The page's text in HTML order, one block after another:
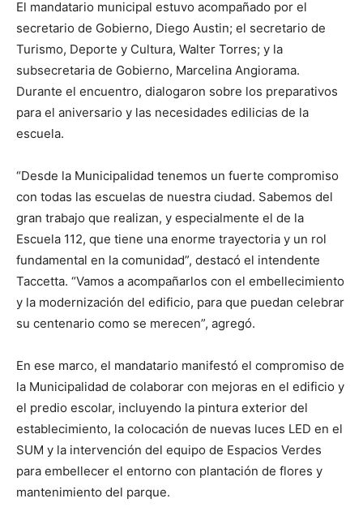
El mandatario municipal estuvo acompañado por el
secretario de Gobierno, Diego Austin; el secretario de
Turismo, Deporte y Cultura, Walter Torres; y la
subsecretaria de Gobierno, Marcelina Angiorama.
Durante el encuentro, dialogaron sobre los preparativos
para el aniversario y las necesidades edilicias de la
escuela.
“Desde la Municipalidad tenemos un fuerte compromiso
con todas las escuelas de nuestra ciudad. Sabemos del
gran trabajo que realizan, y especialmente el de la
Escuela 112, que tiene una enorme trayectoria y un rol
fundamental en la comunidad”, destacó el intendente
Taccetta. “Vamos a acompañarlos con el embellecimiento
y la modernización del edificio, para que puedan celebrar
su centenario como se merecen”, agregó.
En ese marco, el mandatario manifestó el compromiso de
la Municipalidad de colaborar con mejoras en el edificio y
el predio escolar, incluyendo la pintura exterior del
establecimiento, la colocación de nuevas luces LED en el
SUM y la intervención del equipo de Espacios Verdes
para embellecer el entorno con plantación de flores y
mantenimiento del parque.